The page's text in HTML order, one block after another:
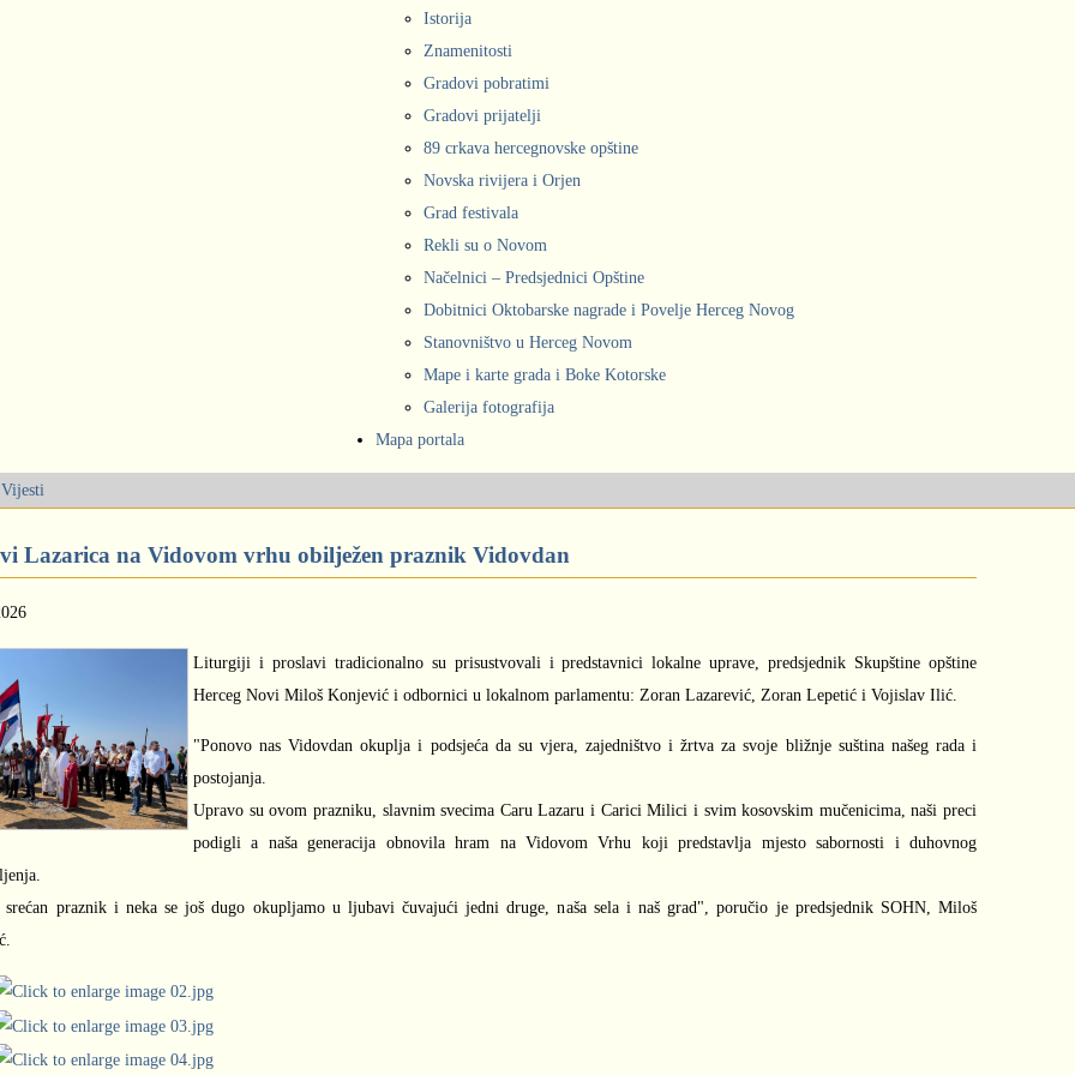
Istorija
Znamenitosti
Gradovi pobratimi
Gradovi prijatelji
89 crkava hercegnovske opštine
Novska rivijera i Orjen
Grad festivala
Rekli su o Novom
Načelnici – Predsjednici Opštine
Dobitnici Oktobarske nagrade i Povelje Herceg Novog
Stanovništvo u Herceg Novom
Mape i karte grada i Boke Kotorske
Galerija fotografija
Mapa portala
Vijesti
Lazarica na Vidovom vrhu obilježen praznik Vidovdan
Liturgiji i proslavi tradicionalno su prisustvovali i predstavnici lokalne uprave, predsjednik Skupštine opštine
Herceg Novi Miloš Konjević i odbornici u lokalnom parlamentu: Zoran Lazarević, Zoran Lepetić i Vojislav Ilić.
"Ponovo nas Vidovdan okuplja i podsjeća da su vjera, zajedništvo i žrtva za svoje bližnje suština našeg rada i
postojanja.
Upravo su ovom prazniku, slavnim svecima Caru Lazaru i Carici Milici i svim kosovskim mučenicima, naši preci
podigli a naša generacija obnovila hram na Vidovom Vrhu koji predstavlja mjesto sabornosti i duhovnog
srećan praznik i neka se još dugo okupljamo u ljubavi čuvajući jedni druge, naša sela i naš grad", poručio je predsjednik SOHN, Miloš